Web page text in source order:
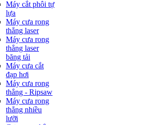
Máy cắt phôi tự
lựa
Máy cưa rong
thẳng laser
Máy cưa rong
thẳng laser
băng tải
Máy cưa cắt
đạp hơi
Máy cưa rong
thẳng - Ripsaw
Máy cưa rong
thẳng nhiều
lưỡi